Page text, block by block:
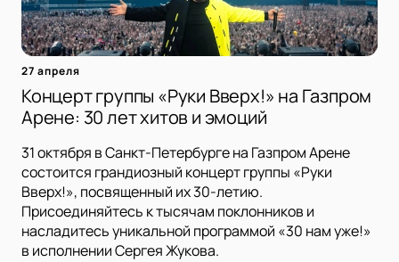
27 апреля
Концерт группы «Руки Вверх!» на Газпром
Арене: 30 лет хитов и эмоций
31 октября в Санкт-Петербурге на Газпром Арене
состоится грандиозный концерт группы «Руки
Вверх!», посвященный их 30-летию.
Присоединяйтесь к тысячам поклонников и
насладитесь уникальной программой «30 нам уже!»
в исполнении Сергея Жукова.